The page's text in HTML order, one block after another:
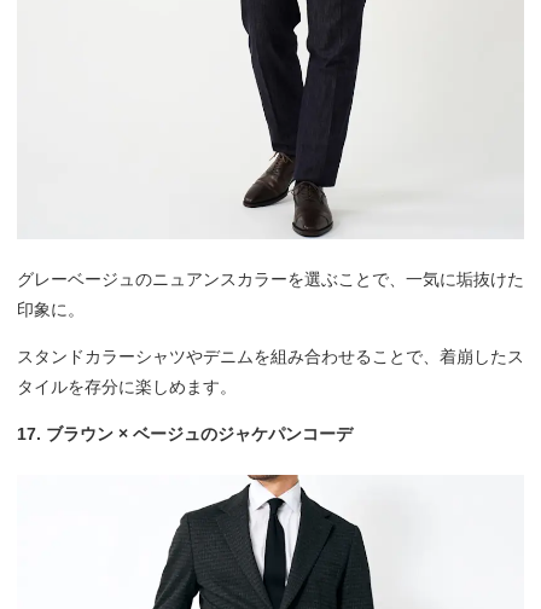
グレーベージュのニュアンスカラーを選ぶことで、一気に垢抜けた
印象に。
スタンドカラーシャツやデニムを組み合わせることで、着崩したス
タイルを存分に楽しめます。
17. ブラウン × ベージュのジャケパンコーデ